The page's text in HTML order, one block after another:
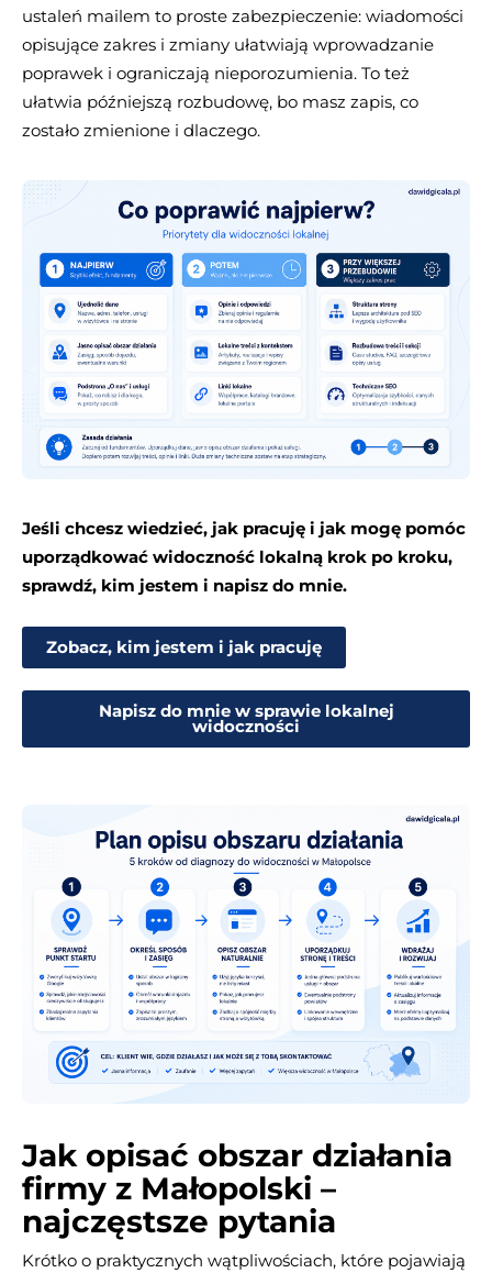
ustaleń mailem to proste zabezpieczenie: wiadomości
opisujące zakres i zmiany ułatwiają wprowadzanie
poprawek i ograniczają nieporozumienia. To też
ułatwia późniejszą rozbudowę, bo masz zapis, co
zostało zmienione i dlaczego.
Jeśli chcesz wiedzieć, jak pracuję i jak mogę pomóc
uporządkować widoczność lokalną krok po kroku,
sprawdź, kim jestem i napisz do mnie.
Zobacz, kim jestem i jak pracuję
Napisz do mnie w sprawie lokalnej
widoczności
Jak opisać obszar działania
firmy z Małopolski –
najczęstsze pytania
Krótko o praktycznych wątpliwościach, które pojawiają